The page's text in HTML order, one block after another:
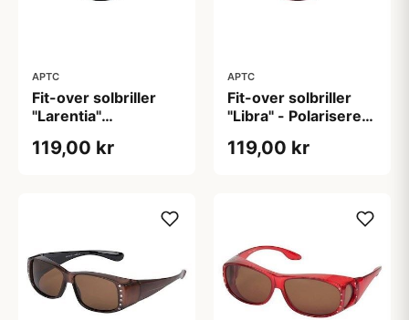
APTC
Fit-over solbriller
"Larentia"
H:4,2cm)
119,00 kr
APTC
Fit-over solbriller
"Libra" - Polariseret
119,00 kr